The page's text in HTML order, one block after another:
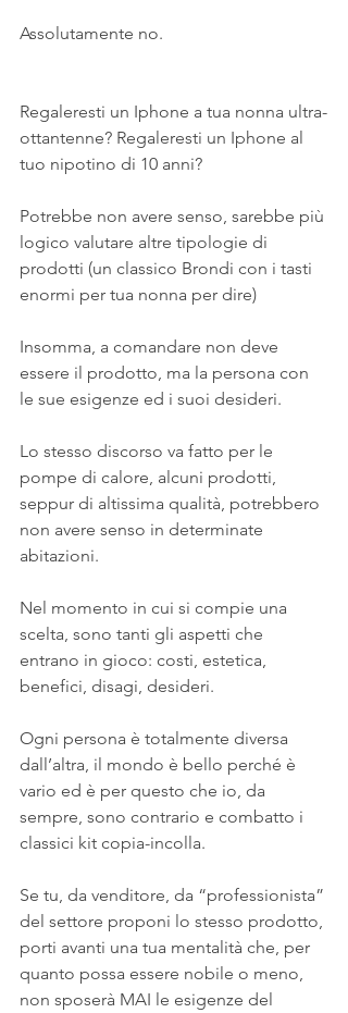
Assolutamente no.
Regaleresti un Iphone a tua nonna ultra-
ottantenne? Regaleresti un Iphone al
tuo nipotino di 10 anni?
Potrebbe non avere senso, sarebbe più
logico valutare altre tipologie di
prodotti (un classico Brondi con i tasti
enormi per tua nonna per dire)
Insomma, a comandare non deve
essere il prodotto, ma la persona con
le sue esigenze ed i suoi desideri.
Lo stesso discorso va fatto per le
pompe di calore, alcuni prodotti,
seppur di altissima qualità, potrebbero
non avere senso in determinate
abitazioni.
Nel momento in cui si compie una
scelta, sono tanti gli aspetti che
entrano in gioco: costi, estetica,
benefici, disagi, desideri.
Ogni persona è totalmente diversa
dall’altra, il mondo è bello perché è
vario ed è per questo che io, da
sempre, sono contrario e combatto i
classici kit copia-incolla.
Se tu, da venditore, da “professionista”
del settore proponi lo stesso prodotto,
porti avanti una tua mentalità che, per
quanto possa essere nobile o meno,
non sposerà MAI le esigenze del